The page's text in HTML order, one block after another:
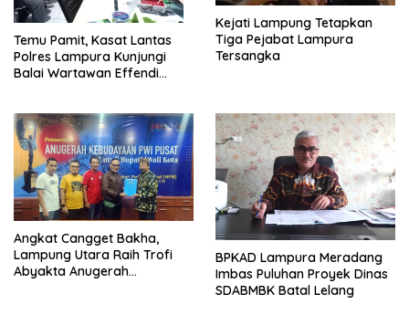
Temu Pamit, Kasat Lantas
Polres Lampura Kunjungi
Balai Wartawan Effendi
Kejati Lampung Tetapkan
Tiga Pejabat Lampura
Tersangka
Angkat Cangget Bakha,
Lampung Utara Raih Trofi
Abyakta Anugerah
BPKAD Lampura Meradang
Imbas Puluhan Proyek Dinas
SDABMBK Batal Lelang